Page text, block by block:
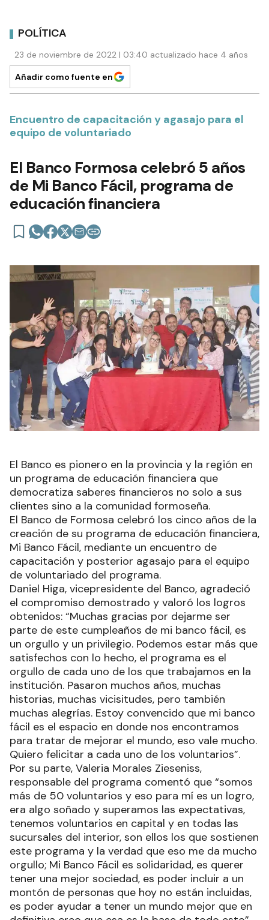
POLÍTICA
23 de noviembre de 2022 | 03:40 actualizado hace 4 años
Añadir como fuente en
Encuentro de capacitación y agasajo para el
equipo de voluntariado
El Banco Formosa celebró 5 años
de Mi Banco Fácil, programa de
educación financiera
El Banco es pionero en la provincia y la región en
un programa de educación financiera que
democratiza saberes financieros no solo a sus
clientes sino a la comunidad formoseña.
El Banco de Formosa celebró los cinco años de la
creación de su programa de educación financiera,
Mi Banco Fácil, mediante un encuentro de
capacitación y posterior agasajo para el equipo
de voluntariado del programa.
Daniel Higa, vicepresidente del Banco, agradeció
el compromiso demostrado y valoró los logros
obtenidos: “Muchas gracias por dejarme ser
parte de este cumpleaños de mi banco fácil, es
un orgullo y un privilegio. Podemos estar más que
satisfechos con lo hecho, el programa es el
orgullo de cada uno de los que trabajamos en la
institución. Pasaron muchos años, muchas
historias, muchas vicisitudes, pero también
muchas alegrías. Estoy convencido que mi banco
fácil es el espacio en donde nos encontramos
para tratar de mejorar el mundo, eso vale mucho.
Quiero felicitar a cada uno de los voluntarios”.
Por su parte, Valeria Morales Zieseniss,
responsable del programa comentó que “somos
más de 50 voluntarios y eso para mí es un logro,
era algo soñado y superamos las expectativas,
tenemos voluntarios en capital y en todas las
sucursales del interior, son ellos los que sostienen
este programa y la verdad que eso me da mucho
orgullo; Mi Banco Fácil es solidaridad, es querer
tener una mejor sociedad, es poder incluir a un
montón de personas que hoy no están incluidas,
es poder ayudar a tener un mundo mejor que en